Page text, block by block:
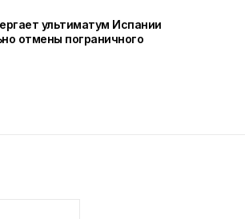
ультиматум Испании
отмены пограничного